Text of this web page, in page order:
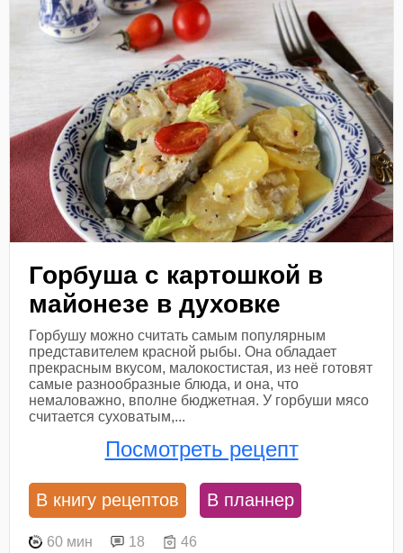
Горбуша с картошкой в
майонезе в духовке
Горбушу можно считать самым популярным
представителем красной рыбы. Она обладает
прекрасным вкусом, малокостистая, из неё готовят
самые разнообразные блюда, и она, что
немаловажно, вполне бюджетная. У горбуши мясо
считается суховатым,...
Посмотреть рецепт
В книгу рецептов В планнер
60 мин 18 46